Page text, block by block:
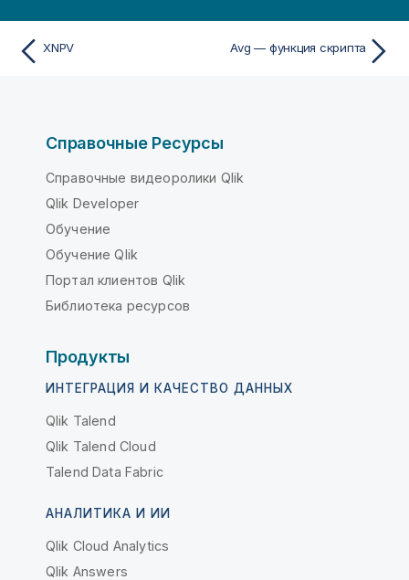
XNPV Avg — функция скрипта
Справочные Ресурсы
Справочные видеоролики Qlik
Qlik Developer
Обучение
Обучение Qlik
Портал клиентов Qlik
Библиотека ресурсов
Продукты
ИНТЕГРАЦИЯ И КАЧЕСТВО ДАННЫХ
Qlik Talend
Qlik Talend Cloud
Talend Data Fabric
АНАЛИТИКА И ИИ
Qlik Cloud Analytics
Qlik Answers